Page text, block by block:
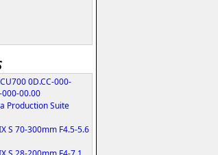
0D.CC-000-
00.00
Production Suite
S 70-300mm F4.5-5.6
S 28-200mm F4-7.1